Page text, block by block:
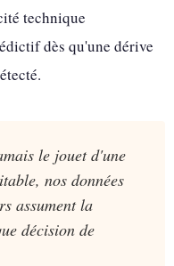
technique
dès qu'une dérive
le jouet d'une
nos données
assument la
décision de